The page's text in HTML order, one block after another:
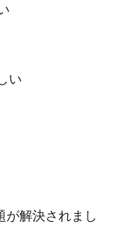
い
が解決されまし